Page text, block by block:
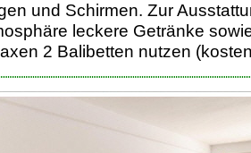
und Schirmen. Zur
leckere Getränke
2 Balibetten nutzen